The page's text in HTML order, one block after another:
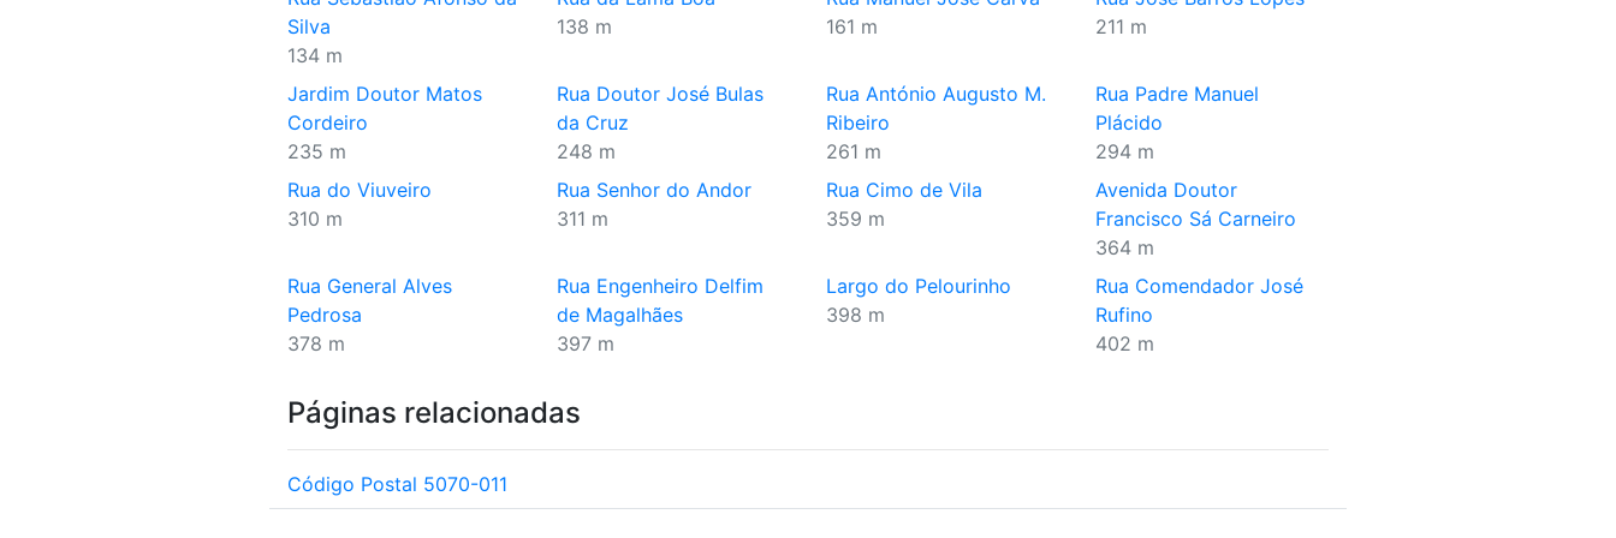
Silva
134 m
138 m
161 m
211 m
Jardim Doutor Matos
Cordeiro
235 m
Rua Doutor José Bulas
da Cruz
248 m
Rua António Augusto M.
Ribeiro
261 m
Rua Padre Manuel
Plácido
294 m
Rua do Viuveiro
310 m
Rua Senhor do Andor
311 m
Rua Cimo de Vila
359 m
Avenida Doutor
Francisco Sá Carneiro
364 m
Rua General Alves
Pedrosa
378 m
Rua Engenheiro Delfim
de Magalhães
397 m
Largo do Pelourinho
398 m
Rua Comendador José
Rufino
402 m
Páginas relacionadas
Código Postal 5070-011